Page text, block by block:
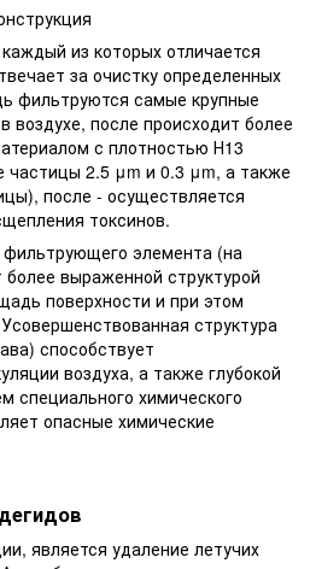
из которых отличается
за очистку определенных
фильтруются самые крупные
после происходит более
с плотностью Н13
частицы 2.5 μm и 0.3 μm, а также
после - осуществляется
токсинов.
фильтрующего элемента (на
выраженной структурой
поверхности и при этом
структура
способствует
воздуха, а также глубокой
специального химического
опасные химические
является удаление летучих